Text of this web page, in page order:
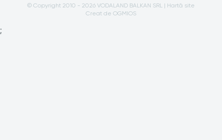
© Copyright 2010 - 2026 VODALAND BALKAN SRL | Hartă site
Creat de OGMIOS
;